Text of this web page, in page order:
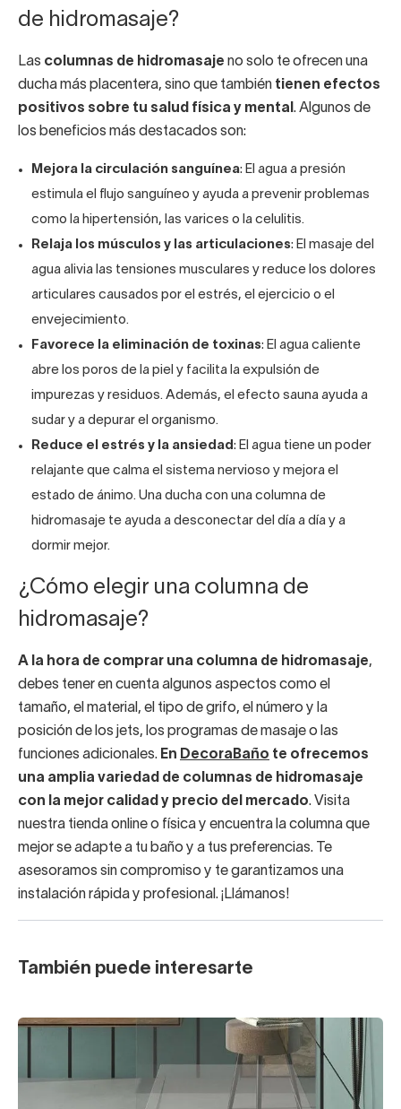
de hidromasaje?
Las columnas de hidromasaje no solo te ofrecen una
ducha más placentera, sino que también tienen efectos
positivos sobre tu salud física y mental . Algunos de
los beneficios más destacados son:
Mejora la circulación sanguínea: El agua a presión
estimula el flujo sanguíneo y ayuda a prevenir problemas
como la hipertensión, las varices o la celulitis.
Relaja los músculos y las articulaciones: El masaje del
agua alivia las tensiones musculares y reduce los dolores
articulares causados por el estrés, el ejercicio o el
envejecimiento.
Favorece la eliminación de toxinas: El agua caliente
abre los poros de la piel y facilita la expulsión de
impurezas y residuos. Además, el efecto sauna ayuda a
sudar y a depurar el organismo.
Reduce el estrés y la ansiedad : El agua tiene un poder
relajante que calma el sistema nervioso y mejora el
estado de ánimo. Una ducha con una columna de
hidromasaje te ayuda a desconectar del día a día y a
dormir mejor.
¿Cómo elegir una columna de
hidromasaje?
A la hora de comprar una columna de hidromasaje,
debes tener en cuenta algunos aspectos como el
tamaño, el material, el tipo de grifo, el número y la
posición de los jets, los programas de masaje o las
funciones adicionales. En DecoraBaño te ofrecemos
una amplia variedad de columnas de hidromasaje
con la mejor calidad y precio del mercado. Visita
nuestra tienda online o física y encuentra la columna que
mejor se adapte a tu baño y a tus preferencias. Te
asesoramos sin compromiso y te garantizamos una
instalación rápida y profesional. ¡Llámanos!
También puede interesarte